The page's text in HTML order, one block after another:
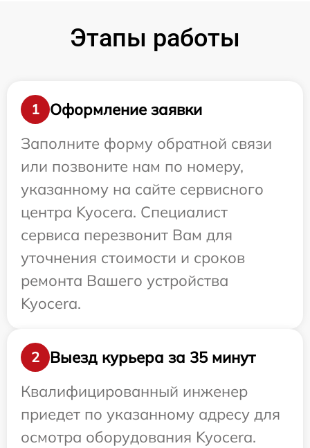
Этапы работы
1
Оформление заявки
Заполните форму обратной связи
или позвоните нам по номеру,
указанному на сайте сервисного
центра Kyocera. Специалист
сервиса перезвонит Вам для
уточнения стоимости и сроков
ремонта Вашего устройства
Kyocera.
2
Выезд курьера за 35 минут
Квалифицированный инженер
приедет по указанному адресу для
осмотра оборудования Kyocera.